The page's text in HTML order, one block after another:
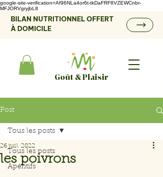
google-site-verification=Af96NLa4or6t-tkDaFRF8VZEWCnbr-
MFJORVgryjbL8
BILAN NUTRITIONNEL OFFERT
À DOMICILE
Goût & Plaisir
Post
Tous les posts
Apéritifs
Tous les posts
les poivrons
26 juil. 2022